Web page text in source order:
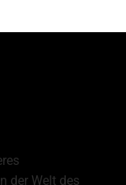
der Welt des